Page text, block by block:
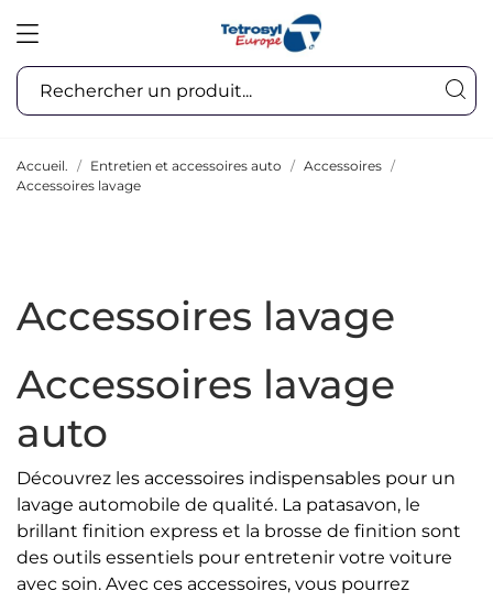
Accueil. Entretien et accessoires auto
Accessoires
Accessoires lavage
Accessoires lavage
Accessoires lavage
auto
Découvrez les accessoires indispensables pour un
lavage automobile de qualité. La patasavon, le
brillant finition express et la brosse de finition sont
des outils essentiels pour entretenir votre voiture
avec soin. Avec ces accessoires, vous pourrez